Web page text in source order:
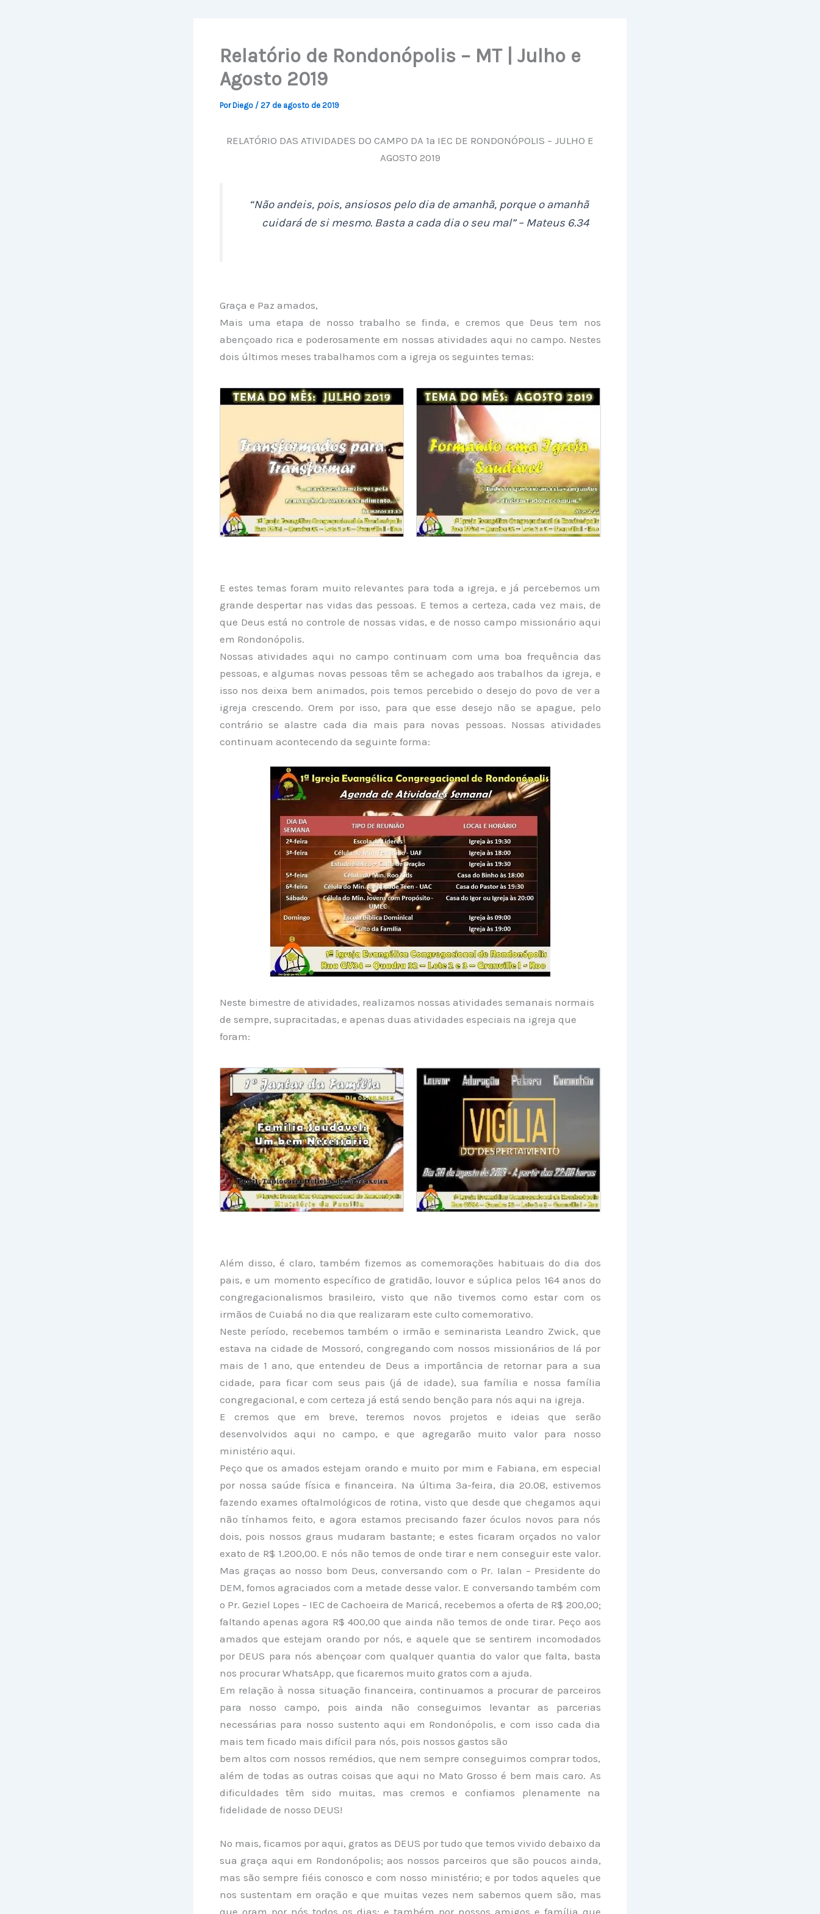
Relatório de Rondonópolis – MT | Julho e
Agosto 2019
PorDiego / 27 de agosto de 2019
RELATÓRIO DAS ATIVIDADES DO CAMPO DA 1ª IEC DE RONDONÓPOLIS – JULHO E
AGOSTO 2019
“Não andeis, pois, ansiosos pelo dia de amanhã, porque o amanhã
cuidará de si mesmo. Basta a cada dia o seu mal” – Mateus 6.34
Graça e Paz amados,
Mais uma etapa de nosso trabalho se finda, e cremos que Deus tem nos
abençoado rica e poderosamente em nossas atividades aqui no campo. Nestes
dois últimos meses trabalhamos com a igreja os seguintes temas:
E estes temas foram muito relevantes para toda a igreja, e já percebemos um
grande despertar nas vidas das pessoas. E temos a certeza, cada vez mais, de
que Deus está no controle de nossas vidas, e de nosso campo missionário aqui
em Rondonópolis.
Nossas atividades aqui no campo continuam com uma boa frequência das
pessoas, e algumas novas pessoas têm se achegado aos trabalhos da igreja, e
isso nos deixa bem animados, pois temos percebido o desejo do povo de ver a
igreja crescendo. Orem por isso, para que esse desejo não se apague, pelo
contrário se alastre cada dia mais para novas pessoas. Nossas atividades
continuam acontecendo da seguinte forma:
Neste bimestre de atividades, realizamos nossas atividades semanais normais
de sempre, supracitadas, e apenas duas atividades especiais na igreja que
foram:
Além disso, é claro, também fizemos as comemorações habituais do dia dos
pais, e um momento específico de gratidão, louvor e súplica pelos 164 anos do
congregacionalismos brasileiro, visto que não tivemos como estar com os
irmãos de Cuiabá no dia que realizaram este culto comemorativo.
Neste período, recebemos também o irmão e seminarista Leandro Zwick, que
estava na cidade de Mossoró, congregando com nossos missionários de lá por
mais de 1 ano, que entendeu de Deus a importância de retornar para a sua
cidade, para ficar com seus pais (já de idade), sua família e nossa família
congregacional, e com certeza já está sendo benção para nós aqui na igreja.
E cremos que em breve, teremos novos projetos e ideias que serão
desenvolvidos aqui no campo, e que agregarão muito valor para nosso
ministério aqui.
Peço que os amados estejam orando e muito por mim e Fabiana, em especial
por nossa saúde física e financeira. Na última 3ª-feira, dia 20.08, estivemos
fazendo exames oftalmológicos de rotina, visto que desde que chegamos aqui
não tínhamos feito, e agora estamos precisando fazer óculos novos para nós
dois, pois nossos graus mudaram bastante; e estes ficaram orçados no valor
exato de R$ 1.200,00. E nós não temos de onde tirar e nem conseguir este valor.
Mas graças ao nosso bom Deus, conversando com o Pr. Ialan – Presidente do
DEM, fomos agraciados com a metade desse valor. E conversando também com
o Pr. Geziel Lopes – IEC de Cachoeira de Maricá, recebemos a oferta de R$ 200,00;
faltando apenas agora R$ 400,00 que ainda não temos de onde tirar. Peço aos
amados que estejam orando por nós, e aquele que se sentirem incomodados
por DEUS para nós abençoar com qualquer quantia do valor que falta, basta
nos procurar WhatsApp, que ficaremos muito gratos com a ajuda.
Em relação à nossa situação financeira, continuamos a procurar de parceiros
para nosso campo, pois ainda não conseguimos levantar as parcerias
necessárias para nosso sustento aqui em Rondonópolis, e com isso cada dia
mais tem ficado mais difícil para nós, pois nossos gastos são
bem altos com nossos remédios, que nem sempre conseguimos comprar todos,
além de todas as outras coisas que aqui no Mato Grosso é bem mais caro. As
dificuldades têm sido muitas, mas cremos e confiamos plenamente na
fidelidade de nosso DEUS!
No mais, ficamos por aqui, gratos as DEUS por tudo que temos vivido debaixo da
sua graça aqui em Rondonópolis; aos nossos parceiros que são poucos ainda,
mas são sempre fiéis conosco e com nosso ministério; e por todos aqueles que
nos sustentam em oração e que muitas vezes nem sabemos quem são, mas